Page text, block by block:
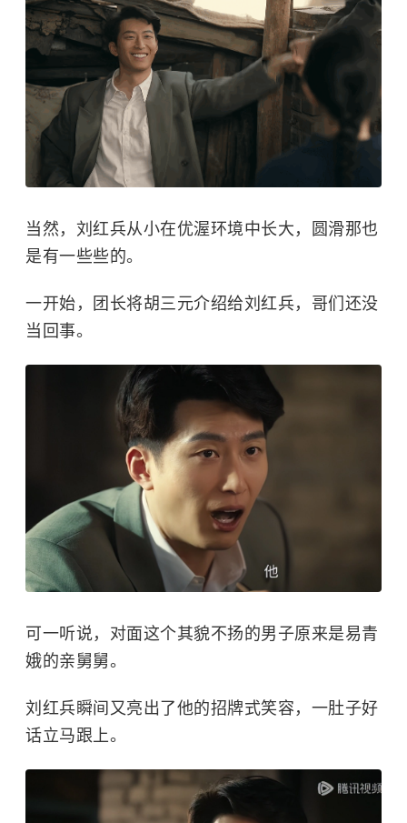
当然，刘红兵从小在优渥环境中长大，圆滑那也
是有一些些的。
一开始，团长将胡三元介绍给刘红兵，哥们还没
当回事。
可一听说，对面这个其貌不扬的男子原来是易青
娥的亲舅舅。
刘红兵瞬间又亮出了他的招牌式笑容，一肚子好
话立马跟上。